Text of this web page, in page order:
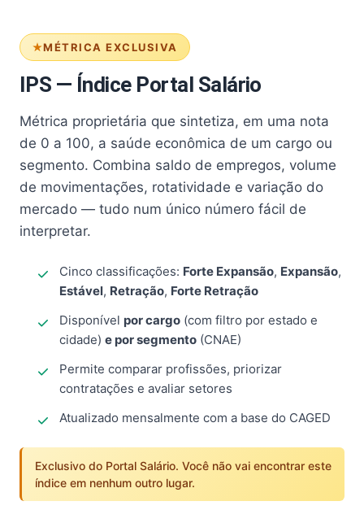
MÉTRICA EXCLUSIVA
IPS — Índice Portal Salário
Métrica proprietária que sintetiza, em uma nota
de 0 a 100, a saúde econômica de um cargo ou
segmento. Combina saldo de empregos, volume
de movimentações, rotatividade e variação do
mercado — tudo num único número fácil de
interpretar.
Cinco classificações: Forte Expansão, Expansão,
Estável, Retração, Forte Retração
Disponível por cargo (com filtro por estado e
cidade) e por segmento (CNAE)
Permite comparar profissões, priorizar
contratações e avaliar setores
Atualizado mensalmente com a base do CAGED
Exclusivo do Portal Salário. Você não vai encontrar este
índice em nenhum outro lugar.